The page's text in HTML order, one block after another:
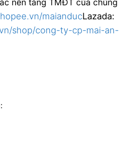
nền tảng TMĐT của chúng
maianducLazada:
shop/cong-ty-cp-mai-an-